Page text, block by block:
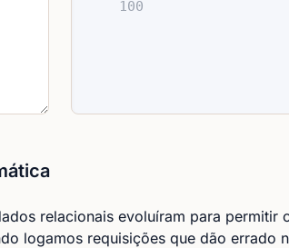
relacionais evoluíram para permitir
logamos requisições que dão errado